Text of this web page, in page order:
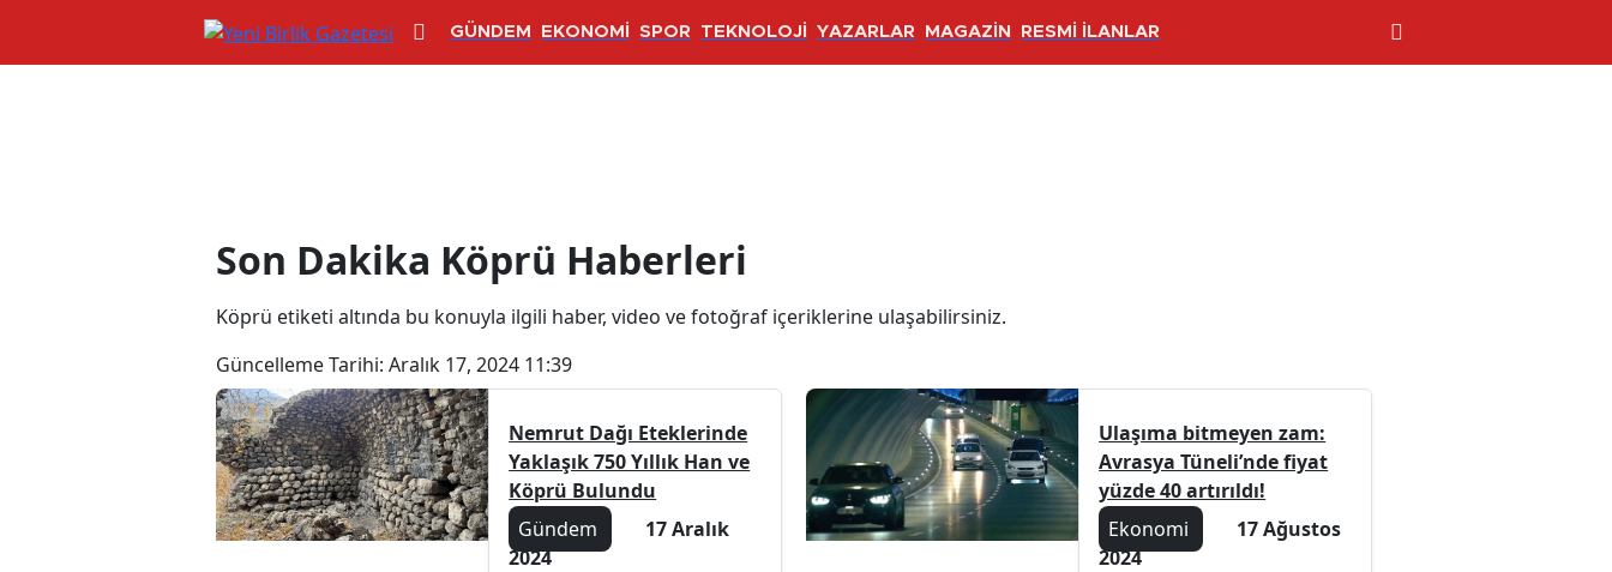
GÜNDEM EKONOMİ SPOR TEKNOLOJİ YAZARLAR MAGAZİN RESMİ İLANLAR
Son Dakika Köprü Haberleri
Köprü etiketi altında bu konuyla ilgili haber, video ve fotoğraf içeriklerine ulaşabilirsiniz.
Güncelleme Tarihi: Aralık 17, 2024 11:39
Nemrut Dağı Eteklerinde
Yaklaşık 750 Yıllık Han ve
Köprü Bulundu
Gündem
17 Aralık
2024
Ulaşıma bitmeyen zam:
Avrasya Tüneli’nde fiyat
yüzde 40 artırıldı!
Ekonomi
17 Ağustos
2024